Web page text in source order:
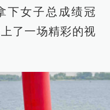
下女子总成绩冠
了一场精彩的视